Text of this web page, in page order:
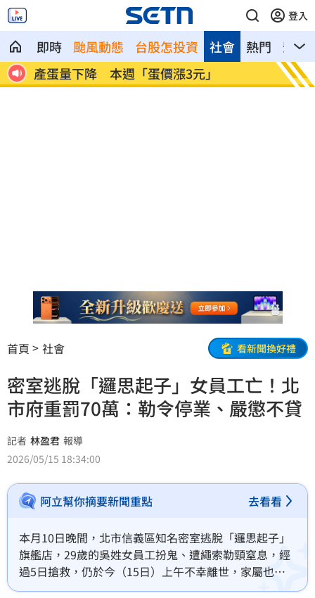
登入
即時 颱風動態 台股怎投資 熱門 影音
社會
巴
產蛋量下降 本週「蛋價漲3元」 KISS
首頁 社會 看新聞換好禮
密室逃脫「邏思起子」女員工亡！北
市府重罰70萬：勒令停業、嚴懲不貸
記者 林盈君 報導
2026/05/15 18:34:00
阿立幫你摘要新聞重點 去看看
本月10日晚間，北市信義區知名密室逃脫「邏思起子」
旗艦店，29歲的吳姓女員工扮鬼、遭繩索勒頸窒息，經
過5日搶救，仍於今（15日）上午不幸離世，家屬也將
對公司負責人追加提告過失致死罪。對此，台北市府指